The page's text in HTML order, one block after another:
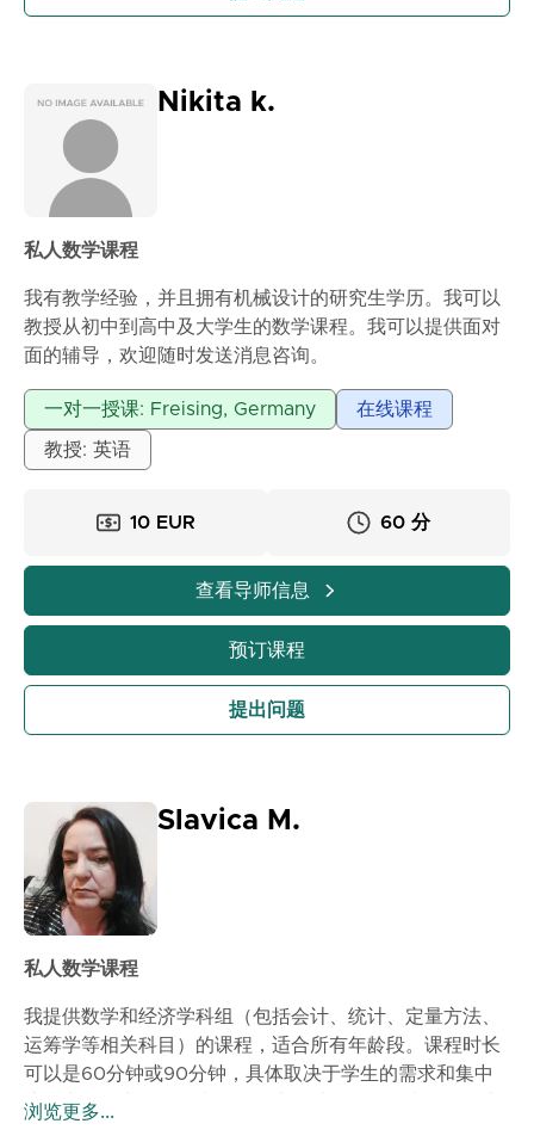
Nikita k.
私人数学课程
我有教学经验，并且拥有机械设计的研究生学历。我可以
教授从初中到高中及大学生的数学课程。我可以提供面对
面的辅导，欢迎随时发送消息咨询。
浏览更多...
一对一授课: Freising, Germany
在线课程
教授: 英语
10 EUR 60 分
查看导师信息
预订课程
提出问题
Slavica M.
私人数学课程
我提供数学和经济学科组（包括会计、统计、定量方法、
运筹学等相关科目）的课程，适合所有年龄段。课程时长
可以是60分钟或90分钟，具体取决于学生的需求和集中
注意力的能力。我会为每个学生单独授课，因为每个学生
浏览更多...